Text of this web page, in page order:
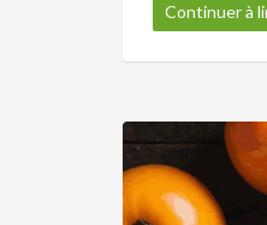
Continuer à